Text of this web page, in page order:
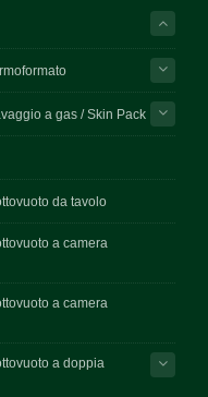
a gas / Skin Pack
da tavolo
a camera
a camera
a doppia